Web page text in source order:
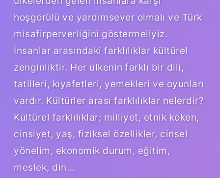
hoşgörülü ve yardımsever olmalı ve Türk
misafirperverliğini göstermeliyiz.
İnsanlar arasındaki farklılıklar kültürel
zenginliktir. Her ülkenin farklı bir dili,
tatilleri, kıyafetleri, yemekleri ve oyunları
vardır. Kültürler arası farklılıklar nelerdir?
Kültürel farklılıklar; milliyet, etnik köken,
cinsiyet, yaş, fiziksel özellikler, cinsel
yönelim, ekonomik durum, eğitim,
meslek, din…